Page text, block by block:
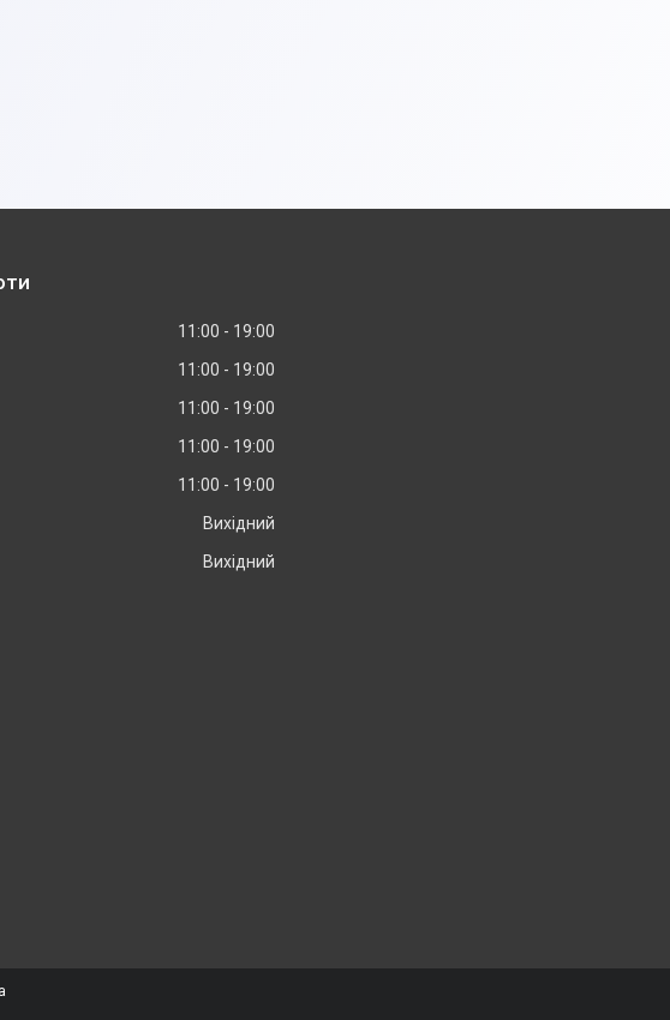
11:00
19:00
11:00
19:00
11:00
19:00
11:00
19:00
11:00
19:00
Вихідний
Вихідний